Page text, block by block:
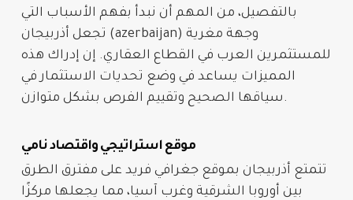
بالتفصيل، من المهم أن نبدأ بفهم الأسباب التي
تجعل أذربيجان (azerbaijan)
للمستثمرين العرب في القطاع العقاري. إن إدراك هذه
المميزات يساعد في وضع تحديات الاستثمار في
سياقها الصحيح وتقييم الفرص بشكل متوازن.
موقع استراتيجي واقتصاد نامي
تتمتع أذربيجان بموقع جغرافي فريد على مفترق الطرق
بين أوروبا الشرقية وغرب آسيا، مما يجعلها مركزًا